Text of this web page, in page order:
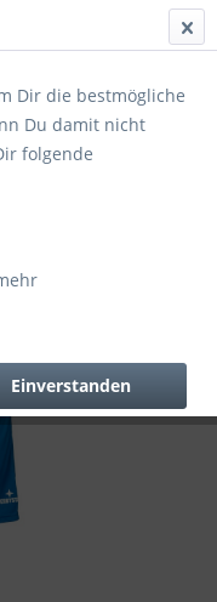
Dir die bestmögliche
Du damit nicht
folgende
Einverstanden